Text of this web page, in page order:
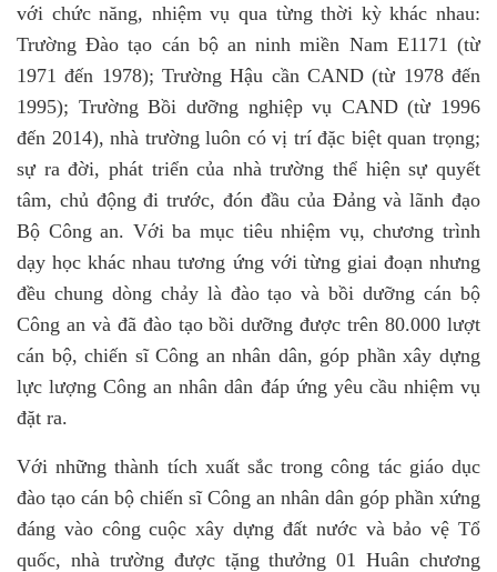
với chức năng, nhiệm vụ qua từng thời kỳ khác nhau:
Trường Đào tạo cán bộ an ninh miền Nam E1171 (từ
1971 đến 1978); Trường Hậu cần CAND (từ 1978 đến
1995); Trường Bồi dưỡng nghiệp vụ CAND (từ 1996
đến 2014), nhà trường luôn có vị trí đặc biệt quan trọng;
sự ra đời, phát triển của nhà trường thể hiện sự quyết
tâm, chủ động đi trước, đón đầu của Đảng và lãnh đạo
Bộ Công an. Với ba mục tiêu nhiệm vụ, chương trình
dạy học khác nhau tương ứng với từng giai đoạn nhưng
đều chung dòng chảy là đào tạo và bồi dưỡng cán bộ
Công an và đã đào tạo bồi dưỡng được trên 80.000 lượt
cán bộ, chiến sĩ Công an nhân dân, góp phần xây dựng
lực lượng Công an nhân dân đáp ứng yêu cầu nhiệm vụ
đặt ra.
Với những thành tích xuất sắc trong công tác giáo dục
đào tạo cán bộ chiến sĩ Công an nhân dân góp phần xứng
đáng vào công cuộc xây dựng đất nước và bảo vệ Tổ
quốc, nhà trường được tặng thưởng 01 Huân chương